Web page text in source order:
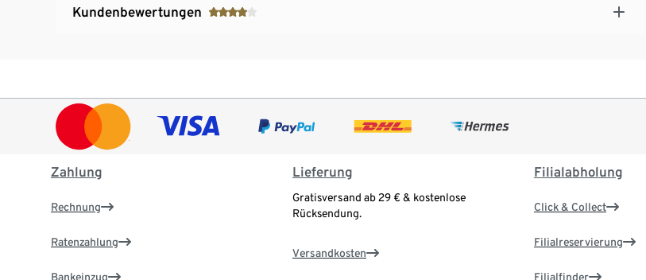
Kundenbewertungen
Zahlung
Rechnung
Ratenzahlung
Bankeinzug
Lieferung
Gratisversand ab 29 € & kostenlose
Rücksendung.
Versandkosten
Filialabholung
Click & Collect
Filialreservierung
Filialfinder